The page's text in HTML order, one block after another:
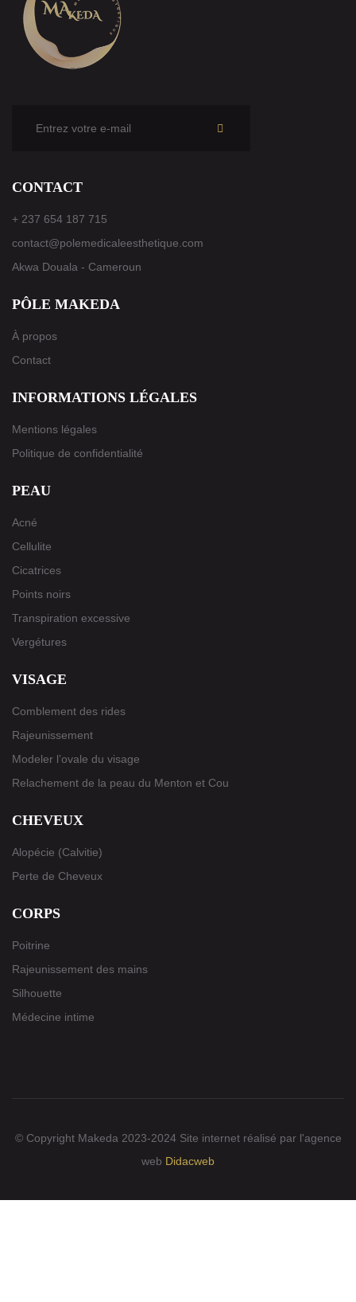
CONTACT
+ 237 654 187 715
contact@polemedicaleesthetique.com
Akwa Douala - Cameroun
PÔLE MAKEDA
À propos
Contact
INFORMATIONS LÉGALES
Mentions légales
Politique de confidentialité
PEAU
Acné
Cellulite
Cicatrices
Points noirs
Transpiration excessive
Vergétures
VISAGE
Comblement des rides
Rajeunissement
Modeler l’ovale du visage
Relachement de la peau du Menton et Cou
CHEVEUX
Alopécie (Calvitie)
Perte de Cheveux
CORPS
Poitrine
Rajeunissement des mains
Silhouette
Médecine intime
© Copyright Makeda 2023-2024 Site internet réalisé par l'agence
web Didacweb